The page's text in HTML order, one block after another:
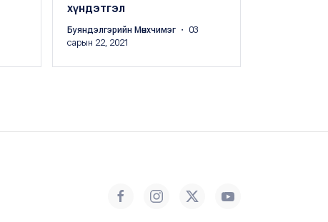
хүндэтгэл
Буяндэлгэрийн Мөнхчимэг ・ 03
сарын 22, 2021